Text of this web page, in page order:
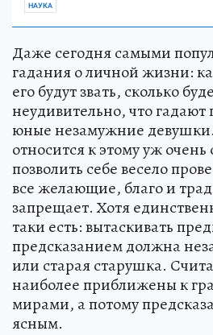
НАУКА
Даже сегодня самыми
гадания о личной жизни:
его будут звать, сколько
неудивительно, что
юные незамужние
относится к этому уж очень
позволить себе весело
все желающие, благо и
запрещает. Хотя
таки есть: вытаскивать
предсказанием должна
или старая старушка.
наиболее приближены к
мирами, а потому
ясным.